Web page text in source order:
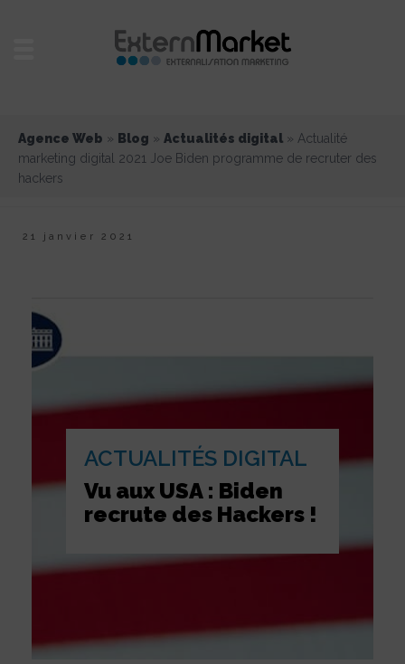
Agence Web » Blog » Actualités digital » Actualité
marketing digital 2021 Joe Biden programme de recruter des
hackers
21 janvier 2021
ACTUALITÉS DIGITAL
Vu aux USA : Biden
recrute des Hackers !